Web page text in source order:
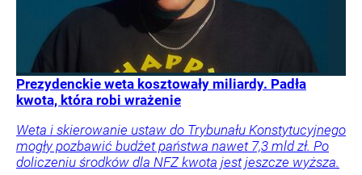
Prezydenckie weta kosztowały miliardy. Padła
kwota, która robi wrażenie
Weta i skierowanie ustaw do Trybunału Konstytucyjnego
mogły pozbawić budżet państwa nawet 7,3 mld zł. Po
doliczeniu środków dla NFZ kwota jest jeszcze wyższa.